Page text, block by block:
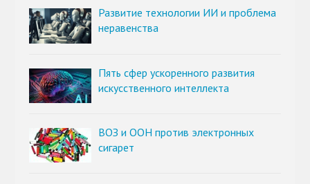
Развитие технологии ИИ и проблема
неравенства
Пять сфер ускоренного развития
искусственного интеллекта
ВОЗ и ООН против электронных
сигарет